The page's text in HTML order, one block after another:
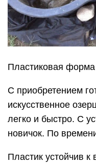
Пластиковая форма
С приобретением
искусственное
легко и быстро. С
новичок. По
Пластик устойчив к